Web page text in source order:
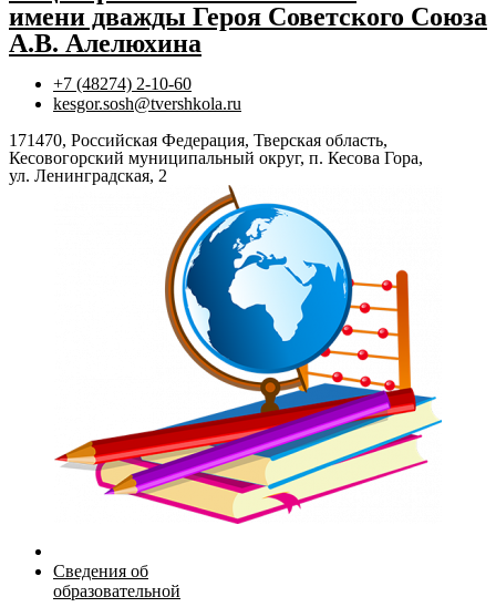
имени дважды Героя Советского Союза
А.В. Алелюхина
+7 (48274) 2-10-60
kesgor.sosh@tvershkola.ru
171470, Российская Федерация, Тверская область,
Кесовогорский муниципальный округ, п. Кесова Гора,
ул. Ленинградская, 2
Сведения об
образовательной